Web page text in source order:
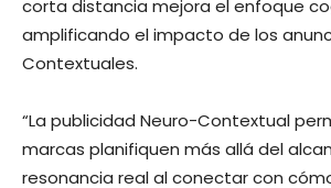
corta distancia mejora el enfoque
amplificando el impacto de los
Contextuales.
“La publicidad Neuro-Contextual
marcas planifiquen más allá del
resonancia real al conectar con